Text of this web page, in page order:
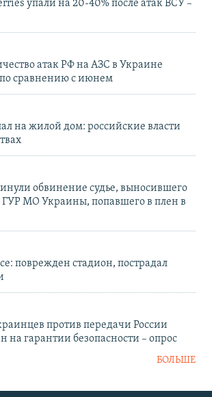
упали на 20-40% после атак ВСУ –
атак РФ на АЗС в Украине
по сравнению с июнем
на жилой дом: российские власти
обвинение судье, выносившего
ГУР МО Украины, попавшего в плен в
поврежден стадион, пострадал
против передачи России
на гарантии безопасности – опрос
БОЛЬШЕ